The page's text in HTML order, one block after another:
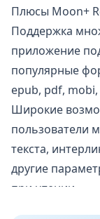
Плюсы Moon+
Поддержка
приложение
популярные
epub, pdf,
Широкие
пользователи
текста,
другие
при чтении.